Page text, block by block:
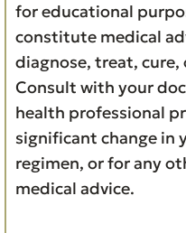
for educational
constitute medical
diagnose, treat, cure,
Consult with your
health professional
significant change in
regimen, or for any
medical advice.